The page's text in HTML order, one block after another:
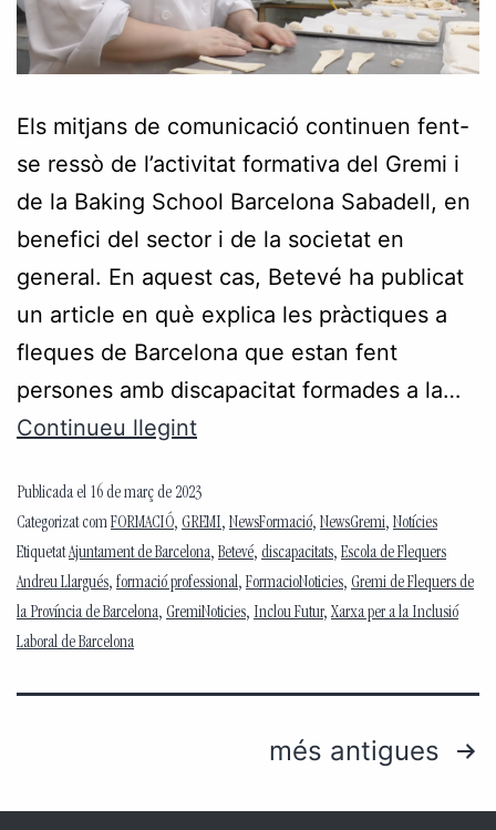
Els mitjans de comunicació continuen fent-
se ressò de l’activitat formativa del Gremi i
de la Baking School Barcelona Sabadell, en
benefici del sector i de la societat en
general. En aquest cas, Betevé ha publicat
un article en què explica les pràctiques a
fleques de Barcelona que estan fent
persones amb discapacitat formades a la…
Continueu llegint
Publicada el 16 de març de 2023
Categorizat comFORMACIÓ, GREMI, NewsFormació, NewsGremi, Notícies
EtiquetatAjuntament de Barcelona, Betevé, discapacitats, Escola de Flequers
Andreu Llargués, formació professional, FormacioNoticies, Gremi de Flequers de
la Província de Barcelona, GremiNoticies, Inclou Futur,Xarxa per a la Inclusió
Laboral de Barcelona
més antigues